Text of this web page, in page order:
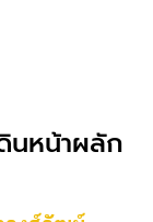
นหน้าผลัก